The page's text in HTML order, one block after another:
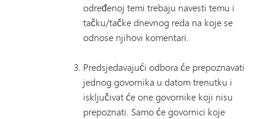
određenoj temi trebaju navesti temu i
tačku/tačke dnevnog reda na koje se
odnose njihovi komentari.
Predsjedavajući odbora će prepoznavati
jednog govornika u datom trenutku i
isključivat će one govornike koji nisu
prepoznati. Samo će govornici koje